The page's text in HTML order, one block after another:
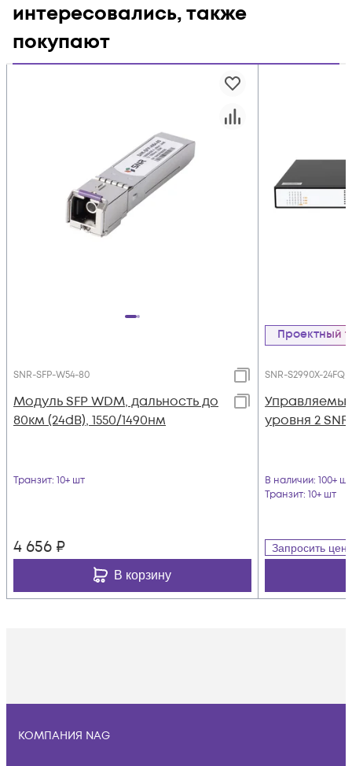
интересовались, также
покупают
SNR-SFP-W54-80
Модуль SFP WDM, дальность до
80км (24dB), 1550/1490нм
Транзит: 10+ шт
4 656 ₽
В корзину
Проектный
SNR-S2990X-24FQ
уровня 2
В наличии: 100+ шт
Транзит: 10+ шт
Запросить цену
КОМПАНИЯ NAG